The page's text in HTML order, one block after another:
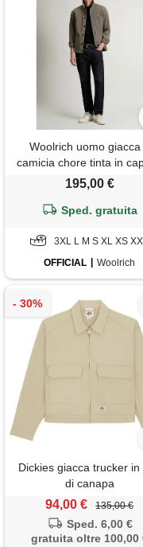
Woolrich uomo giacca
camicia chore tinta in
twill di cotone verde
195,00 €
Sped. gratuita
3XL L M S XL XS
OFFICIAL
Woolrich
Dickies giacca trucker in
di canapa
94,00 € 135,00 €
Sped. 6,00 €
gratuita oltre 100,00